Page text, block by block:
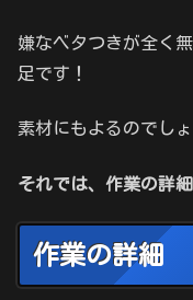
嫌なベタつきが全く
足です！
素材にもよるのでし
それでは、作業の詳細
作業の詳細